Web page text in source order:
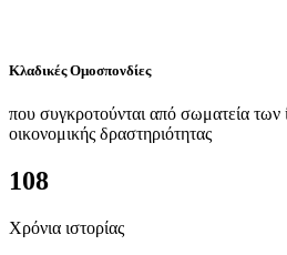
Κλαδικές Ομοσπονδίες
που συγκροτούνται από σωματεία
οικονομικής δραστηριότητας
108
Χρόνια ιστορίας